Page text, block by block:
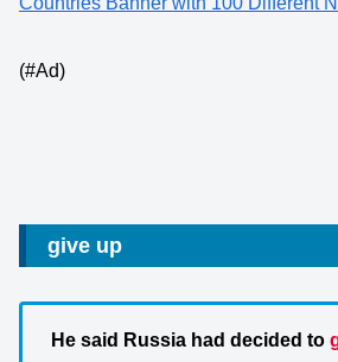
(#Ad)
give up
He said Russia had decided to